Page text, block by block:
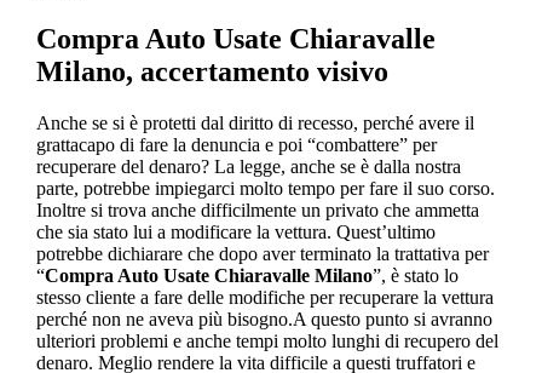
Compra Auto Usate Chiaravalle
Milano, accertamento visivo
Anche se si è protetti dal diritto di recesso, perché avere il
grattacapo di fare la denuncia e poi “combattere” per
recuperare del denaro? La legge, anche se è dalla nostra
parte, potrebbe impiegarci molto tempo per fare il suo corso.
Inoltre si trova anche difficilmente un privato che ammetta
che sia stato lui a modificare la vettura. Quest’ultimo
potrebbe dichiarare che dopo aver terminato la trattativa per
“Compra Auto Usate Chiaravalle Milano”, è stato lo
stesso cliente a fare delle modifiche per recuperare la vettura
perché non ne aveva più bisogno.A questo punto si avranno
ulteriori problemi e anche tempi molto lunghi di recupero del
denaro. Meglio rendere la vita difficile a questi truffatori e